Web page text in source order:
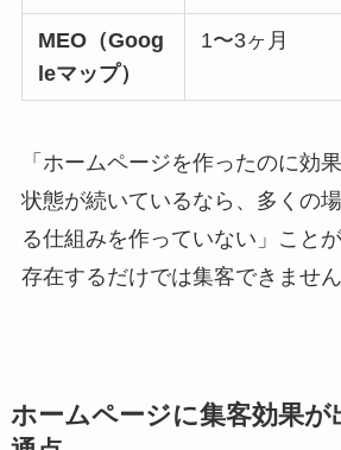
MEO （Goog
leマップ）
1〜3ヶ月
「ホームページを作ったのに効
状態が続いているなら、多くの
る仕組みを作っていない」こと
存在するだけでは集客できません
ホームページに集客効果が